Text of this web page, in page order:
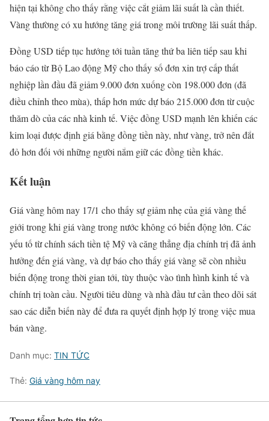
hiện tại không cho thấy rằng việc cắt giảm lãi suất là cần thiết.
Vàng thường có xu hướng tăng giá trong môi trường lãi suất thấp.
Đồng USD tiếp tục hướng tới tuần tăng thứ ba liên tiếp sau khi
báo cáo từ Bộ Lao động Mỹ cho thấy số đơn xin trợ cấp thất
nghiệp lần đầu đã giảm 9.000 đơn xuống còn 198.000 đơn (đã
điều chỉnh theo mùa), thấp hơn mức dự báo 215.000 đơn từ cuộc
thăm dò của các nhà kinh tế. Việc đồng USD mạnh lên khiến các
kim loại được định giá bằng đồng tiền này, như vàng, trở nên đắt
đỏ hơn đối với những người nắm giữ các đồng tiền khác.
Kết luận
Giá vàng hôm nay 17/1 cho thấy sự giảm nhẹ của giá vàng thế
giới trong khi giá vàng trong nước không có biến động lớn. Các
yếu tố từ chính sách tiền tệ Mỹ và căng thẳng địa chính trị đã ảnh
hưởng đến giá vàng, và dự báo cho thấy giá vàng sẽ còn nhiều
biến động trong thời gian tới, tùy thuộc vào tình hình kinh tế và
chính trị toàn cầu. Người tiêu dùng và nhà đầu tư cần theo dõi sát
sao các diễn biến này để đưa ra quyết định hợp lý trong việc mua
bán vàng.
Danh mục: TIN TỨC
Thẻ: Giá vàng hôm nay